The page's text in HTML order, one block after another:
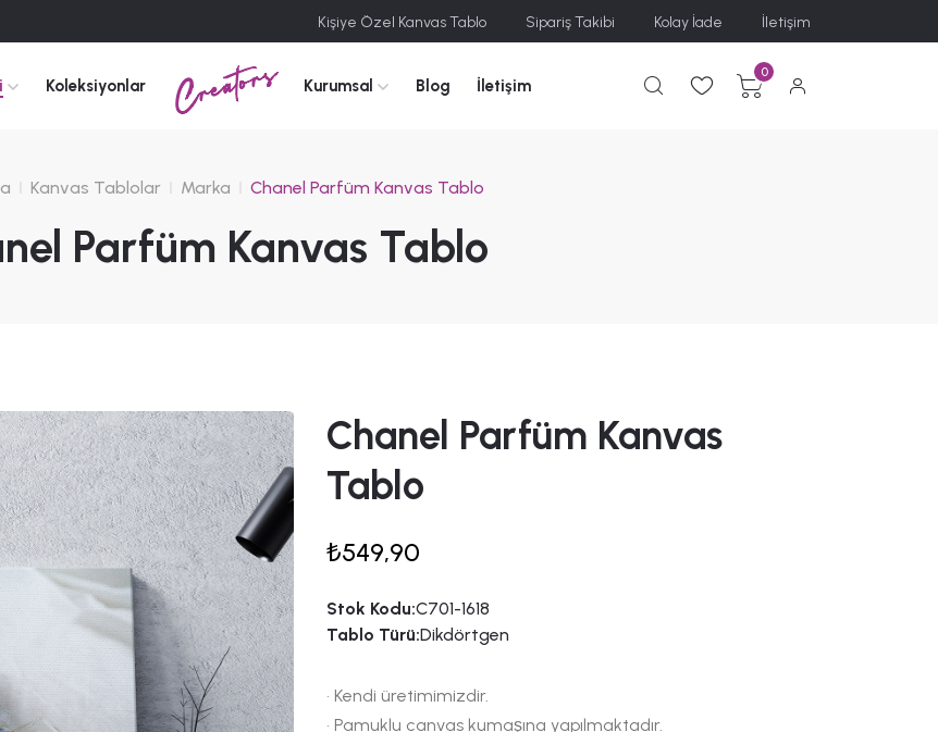
Kişiye Özel Kanvas Tablo Sipariş Takibi Kolay İade İletişim
Koleksiyonlar Creators Kurumsal Blog İletişim
0
Kanvas Tablolar Marka Chanel Parfüm Kanvas Tablo
Parfüm Kanvas Tablo
Chanel Parfüm Kanvas
Tablo
₺549,90
Stok Kodu:C701-1618
Tablo Türü:Dikdörtgen
• Kendi üretimimizdir.
• Pamuklu canvas kumaşına yapılmaktadır.